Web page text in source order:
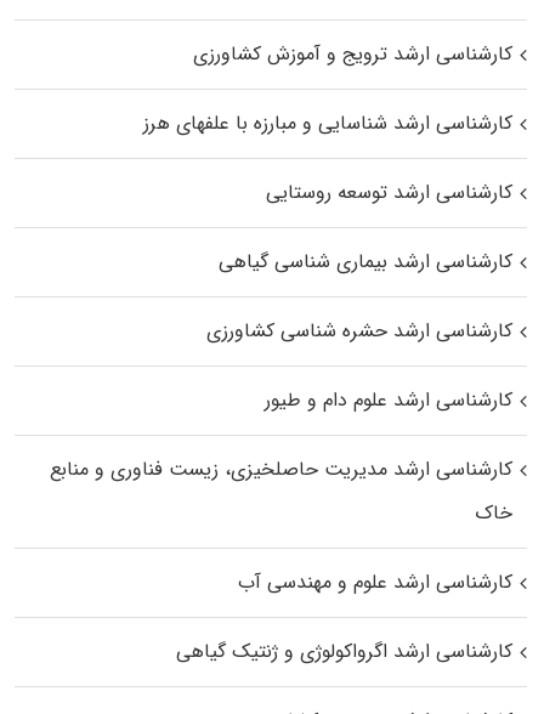
کارشناسی ارشد ترویج و آموزش کشاورزی
کارشناسی ارشد شناسایی و مبارزه با علفهای هرز
کارشناسی ارشد توسعه روستایی
کارشناسی ارشد بیماری‌ شناسی گیاهی
کارشناسی ارشد حشره‌ شناسی کشاورزی
کارشناسی ارشد علوم دام و طیور
کارشناسی ارشد مدیریت حاصلخیزی، زیست فناوری و منابع
خاک
کارشناسی ارشد علوم و مهندسی آب
کارشناسی ارشد اگرواکولوژی و ژنتیک گیاهی